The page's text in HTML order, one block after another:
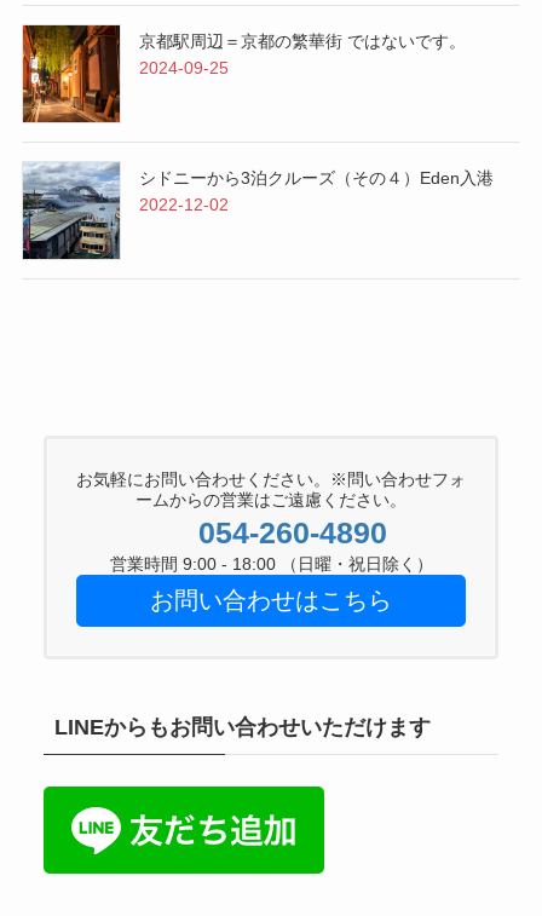
京都駅周辺＝京都の繁華街 ではないです。
2024-09-25
シドニーから3泊クルーズ（その４）Eden入港
2022-12-02
お気軽にお問い合わせください。※問い合わせフォ
ームからの営業はご遠慮ください。
054-260-4890
営業時間 9:00 - 18:00 （日曜・祝日除く）
お問い合わせはこちら
LINEからもお問い合わせいただけます